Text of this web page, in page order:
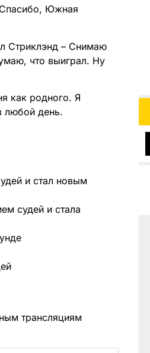
Спасибо, Южная
Стриклэнд – Снимаю
что выиграл. Ну
как родного. Я
любой день.
и стал новым
судей и стала
трансляциям